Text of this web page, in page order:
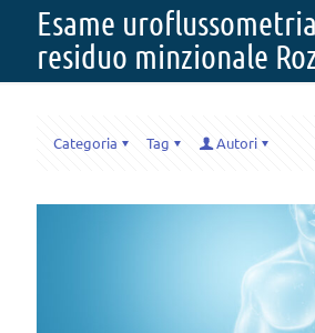
Esame
residuo minzionale
Categoria Tag Autori